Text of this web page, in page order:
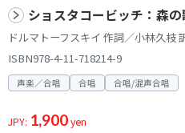
ショスタコービッチ：森
ドルマトーフスキイ 作詞／小林久枝
ISBN978-4-11-718214-9
声楽／合唱 合唱 合唱/混声合唱
JPY: 1,900yen